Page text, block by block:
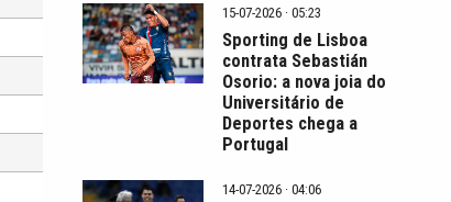
15-07-2026 · 05:23
Sporting de Lisboa
contrata Sebastián
Osorio: a nova joia do
Universitário de
Deportes chega a
Portugal
14-07-2026 · 04:06